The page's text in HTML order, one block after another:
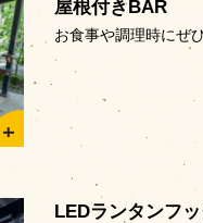
屋根付きBAR
お食事や調理時にぜ
LEDランタンフッ